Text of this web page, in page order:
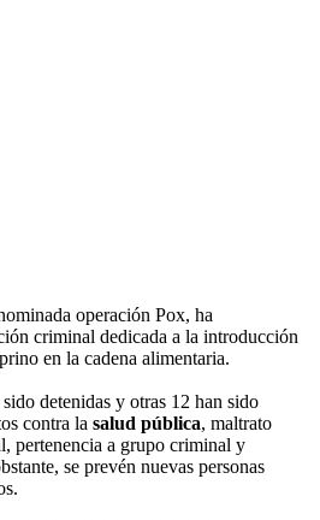
operación Pox, ha
criminal dedicada a la introducción
en la cadena alimentaria.
detenidas y otras 12 han sido
contra la salud pública, maltrato
pertenencia a grupo criminal y
se prevén nuevas personas